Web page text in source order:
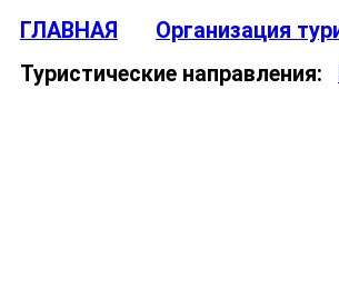
ГЛАВНАЯ Организация
Туристические направления: